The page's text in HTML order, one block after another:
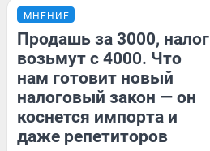
МНЕНИЕ
Продашь за 3000, налог
возьмут с 4000. Что
нам готовит новый
налоговый закон — он
коснется импорта и
даже репетиторов